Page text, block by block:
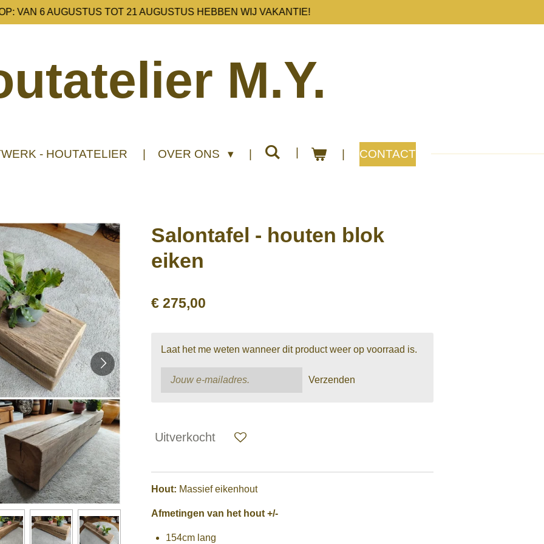
VAN 6 AUGUSTUS TOT 21 AUGUSTUS HEBBEN WIJ VAKANTIE!
M.Y.
- HOUTATELIER OVER ONS CONTACT
Salontafel - houten blok
eiken
€ 275,00
Laat het me weten wanneer dit product weer op voorraad is.
Verzenden
Uitverkocht
Hout: Massief eikenhout
Afmetingen van het hout +/-
154cm lang